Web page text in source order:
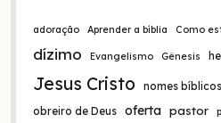
adoração Aprender a bíblia Como
dízimo Evangelismo Gênesis
Jesus Cristo nomes bíblicos
obreiro de Deus oferta pastor